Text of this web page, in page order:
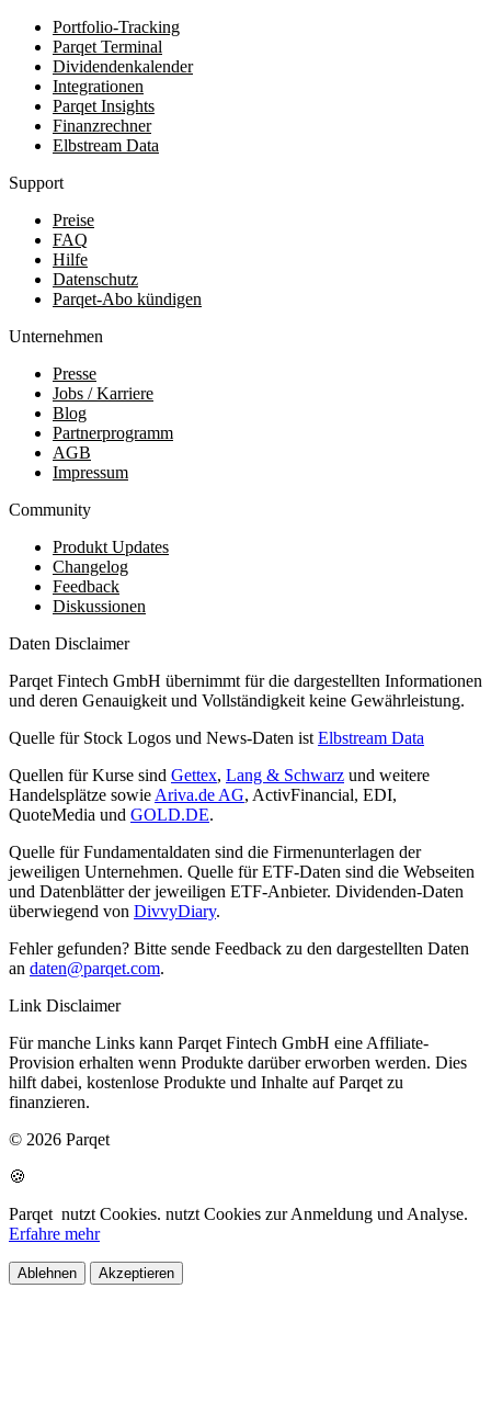
Portfolio-Tracking
Parqet Terminal
Dividendenkalender
Integrationen
Parqet Insights
Finanzrechner
Elbstream Data
Support
Preise
FAQ
Hilfe
Datenschutz
Parqet-Abo kündigen
Unternehmen
Presse
Jobs / Karriere
Blog
Partnerprogramm
AGB
Impressum
Community
Produkt Updates
Changelog
Feedback
Diskussionen
Daten Disclaimer
Parqet Fintech GmbH übernimmt für die dargestellten Informationen
und deren Genauigkeit und Vollständigkeit keine Gewährleistung.
Quelle für Stock Logos und News-Daten ist Elbstream Data
Quellen für Kurse sind Gettex, Lang & Schwarz und weitere
Handelsplätze sowie Ariva.de AG, ActivFinancial, EDI,
QuoteMedia und GOLD.DE.
Quelle für Fundamentaldaten sind die Firmenunterlagen der
jeweiligen Unternehmen. Quelle für ETF-Daten sind die Webseiten
und Datenblätter der jeweiligen ETF-Anbieter. Dividenden-Daten
überwiegend von DivvyDiary.
Fehler gefunden? Bitte sende Feedback zu den dargestellten Daten
an daten@parqet.com.
Link Disclaimer
Für manche Links kann Parqet Fintech GmbH eine Affiliate-
Provision erhalten wenn Produkte darüber erworben werden. Dies
hilft dabei, kostenlose Produkte und Inhalte auf Parqet zu
finanzieren.
© 2026 Parqet
🍪
Parqet nutzt Cookies. nutzt Cookies zur Anmeldung und Analyse.
Erfahre mehr
Ablehnen Akzeptieren